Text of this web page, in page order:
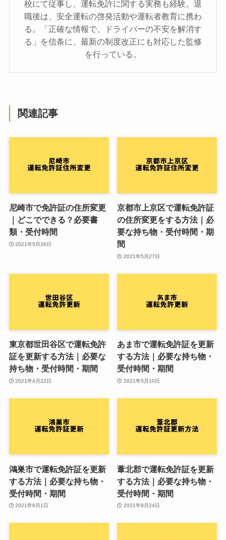
校にて従事し、運転免許に関する実務も経験。退
職後は、安全運転の啓発活動や運転者教育に携わ
る。「正確な情報で、ドライバーの不安を解消す
る」を信条に、最新の制度改正にも対応した監修
を行っている。
関連記事
尼崎市で免許証の住所変更
｜どこでできる？必要書
類・受付時間
2021年5月26日
京都市上京区で運転免許証
の住所変更をする方法｜必
要な持ち物・受付時間・期
間
2021年5月27日
東京都世田谷区で運転免許
証を更新する方法｜必要な
持ち物・受付時間・期間
2021年4月22日
あま市で運転免許証を更新
する方法｜必要な持ち物・
受付時間・期間
2021年5月10日
鴻巣市で運転免許証を更新
する方法｜必要な持ち物・
受付時間・期間
2021年6月1日
葦北郡で運転免許証を更新
する方法｜必要な持ち物・
受付時間・期間
2021年9月24日